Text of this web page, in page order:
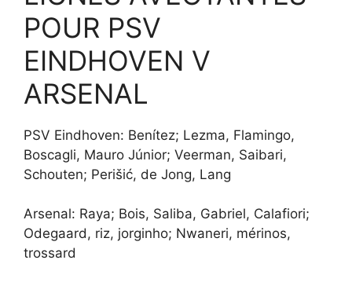
POUR PSV
EINDHOVEN V
ARSENAL
PSV Eindhoven: Benítez; Lezma, Flamingo,
Boscagli, Mauro Júnior; Veerman, Saibari,
Schouten; Perišić, de Jong, Lang
Arsenal: Raya; Bois, Saliba, Gabriel, Calafiori;
Odegaard, riz, jorginho; Nwaneri, mérinos,
trossard